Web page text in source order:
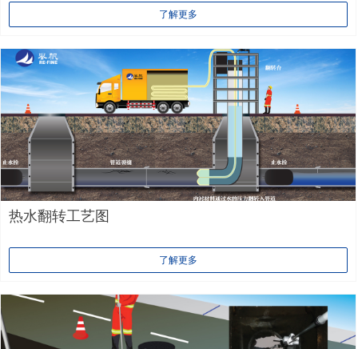
了解更多
热水翻转工艺图
了解更多